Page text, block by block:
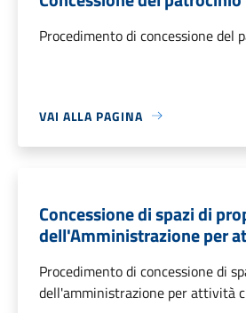
Procedimento di concessione del
VAI ALLA PAGINA
Concessione di spazi di
dell'Amministrazione per
Procedimento di concessione di
dell'amministrazione per attività